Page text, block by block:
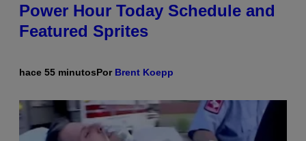
Power Hour Today Schedule and
Featured Sprites
hace 55 minutosPor Brent Koepp